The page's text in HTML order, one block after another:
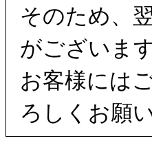
そのため、
がございます
お客様には
ろしくお願